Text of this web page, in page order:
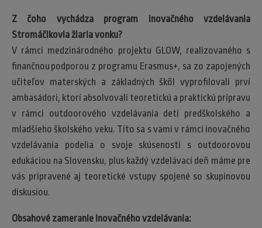
Z čoho vychádza program inovačného vzdelávania
Stromáčikovia žiaria vonku?
V rámci medzinárodného projektu GLOW, realizovaného s
finančnou podporou z programu Erasmus+, sa zo zapojených
učiteľov materských a základných škôl vyprofilovali prví
ambasádori, ktorí absolvovali teoretickú a praktickú prípravu
v rámci outdoorového vzdelávania detí predškolského a
mladšieho školského veku. Títo sa s vami v rámci inovačného
vzdelávania podelia o svoje skúsenosti s outdoorovou
edukáciou na Slovensku, plus každý vzdelávací deň máme pre
vás pripravené aj teoretické vstupy spojené so skupinovou
diskusiou.
Obsahové zameranie inovačného vzdelávania: